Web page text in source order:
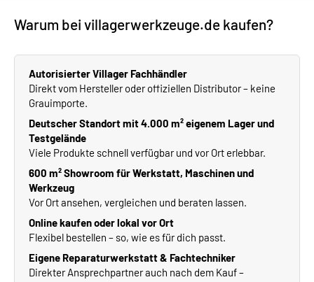
Warum bei villagerwerkzeuge.de kaufen?
Autorisierter Villager Fachhändler
Direkt vom Hersteller oder offiziellen Distributor – keine
Grauimporte.
Deutscher Standort mit 4.000 m² eigenem Lager und
Testgelände
Viele Produkte schnell verfügbar und vor Ort erlebbar.
600 m² Showroom für Werkstatt, Maschinen und
Werkzeug
Vor Ort ansehen, vergleichen und beraten lassen.
Online kaufen oder lokal vor Ort
Flexibel bestellen – so, wie es für dich passt.
Eigene Reparaturwerkstatt & Fachtechniker
Direkter Ansprechpartner auch nach dem Kauf –